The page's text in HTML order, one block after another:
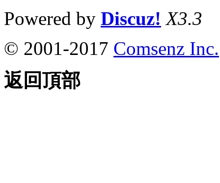
Powered by Discuz! X3.3
© 2001-2017 Comsenz Inc.
返回頂部